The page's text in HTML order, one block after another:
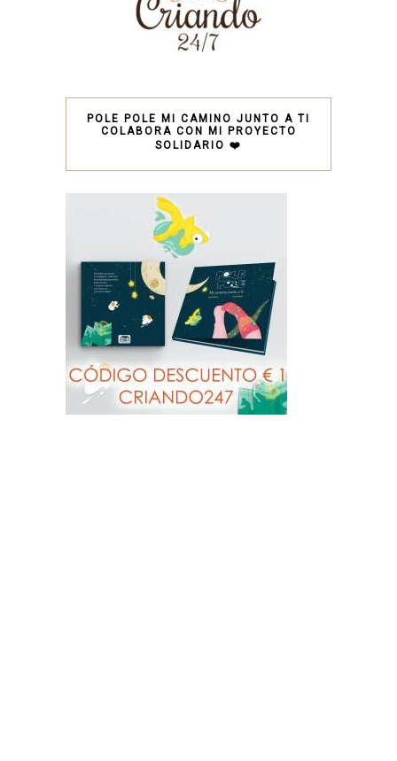
POLE POLE MI CAMINO JUNTO A TI
COLABORA CON MI PROYECTO
SOLIDARIO ❤️